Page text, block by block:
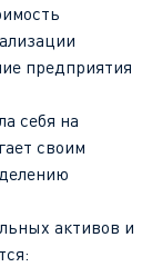
предприятия
себя на
своим
активов и